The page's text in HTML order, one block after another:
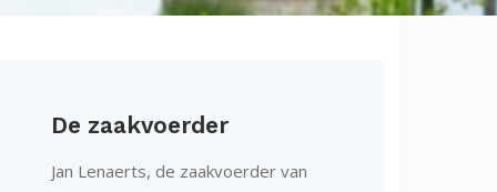
De zaakvoerder
Jan Lenaerts, de zaakvoerder van